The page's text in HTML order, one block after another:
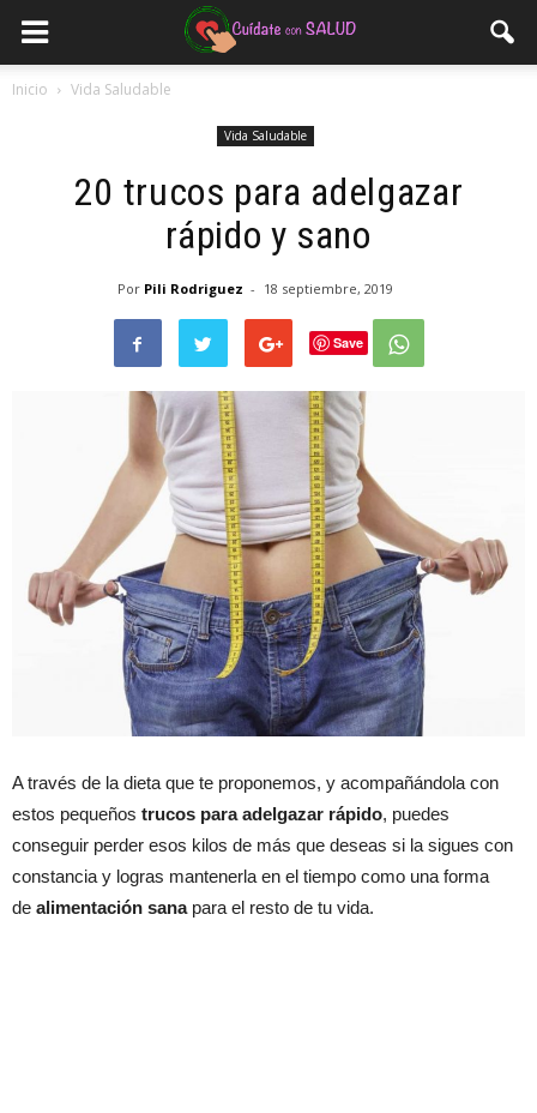
Inicio Vida Saludable
Vida Saludable
20 trucos para adelgazar
rápido y sano
Por Pili Rodriguez - 18 septiembre, 2019
Save
A través de la dieta que te proponemos, y acompañándola con
estos pequeños trucos para adelgazar rápido, puedes
conseguir perder esos kilos de más que deseas si la sigues con
constancia y logras mantenerla en el tiempo como una forma
de alimentación sanapara el resto de tu vida.